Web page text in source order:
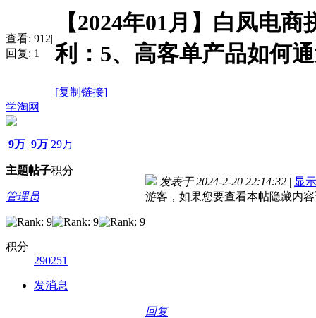
查看: 912|
回复: 1
【2024年01月】白凤电
利：5、高客单产品如何
[复制链接]
学淘网
9万
主题
9万
帖子
29万
积分
管理员
积分
290251
发消息
发表于 2024-2-20 22:14:32 | 显
游客，如果您要查看本帖隐藏内
回复